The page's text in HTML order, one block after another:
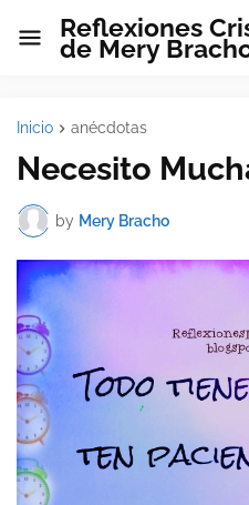
Reflexiones
de Mery
Inicio anécdotas
Necesito
by Mery Bracho